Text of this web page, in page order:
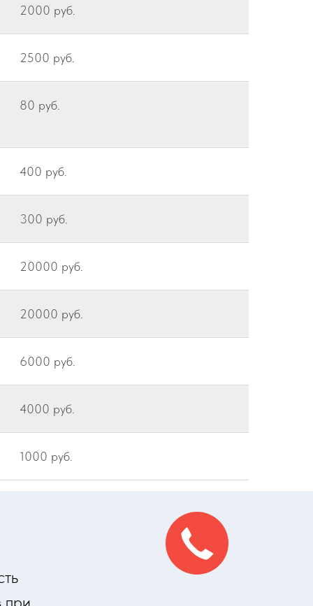
2000 руб.
2500 руб.
80 руб.
400 руб.
300 руб.
20000 руб.
20000 руб.
6000 руб.
4000 руб.
1000 руб.